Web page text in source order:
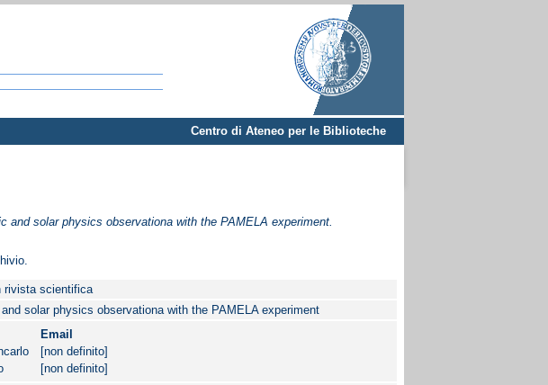
Centro di Ateneo per le Biblioteche
and solar physics observationa with the PAMELA experiment.
rivista scientifica
solar physics observationa with the PAMELA experiment
Email
[non definito]
[non definito]